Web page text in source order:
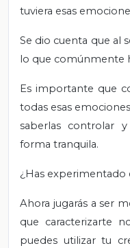
tuviera esas
Se dio cuenta que al
lo que comúnmente
Es importante que
todas esas
saberlas controlar
forma tranquila.
¿Has experimentado
Ahora jugarás a ser
que caracterizarte
puedes utilizar tu